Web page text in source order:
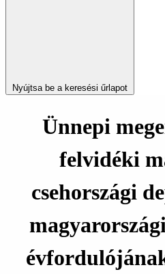
Nyújtsa be a keresési űrlapot
Ünnepi
felvidéki
csehországi